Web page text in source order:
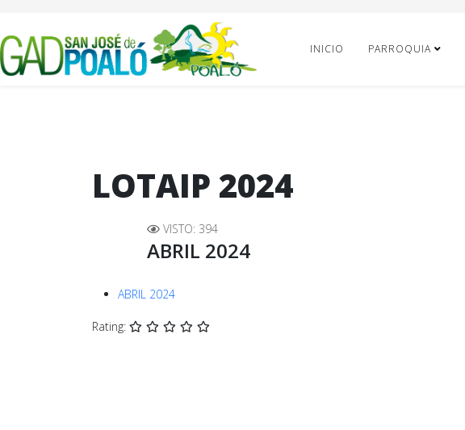
INICIO PARROQUIA
LOTAIP 2024
VISTO: 394
ABRIL 2024
ABRIL 2024
Rating: